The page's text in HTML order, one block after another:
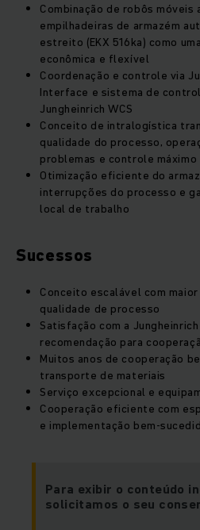
Combinação de robôs móveis
empilhadeiras de armazém
estreito (EKX 516ka) como
econômica e flexível
Coordenação e controle via
Interface e sistema de
Jungheinrich WCS
Conceito de intralogística
qualidade do processo,
problemas e controle máximo
Otimização eficiente do
interrupções do processo e
local de trabalho
Sucessos
Conceito escalável com
qualidade de processo
Satisfação com a
recomendação para
Muitos anos de cooperação
transporte de materiais
Serviço excepcional e
Cooperação eficiente com
e implementação bem-
Para exibir o conteúdo
solicitamos o seu